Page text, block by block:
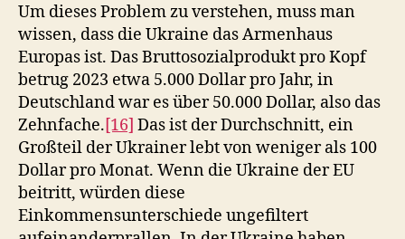
Um dieses Problem zu verstehen, muss man
wissen, dass die Ukraine das Armenhaus
Europas ist. Das Bruttosozialprodukt pro Kopf
betrug 2023 etwa 5.000 Dollar pro Jahr, in
Deutschland war es über 50.000 Dollar, also das
Zehnfache.[16] Das ist der Durchschnitt, ein
Großteil der Ukrainer lebt von weniger als 100
Dollar pro Monat. Wenn die Ukraine der EU
beitritt, würden diese
Einkommensunterschiede ungefiltert